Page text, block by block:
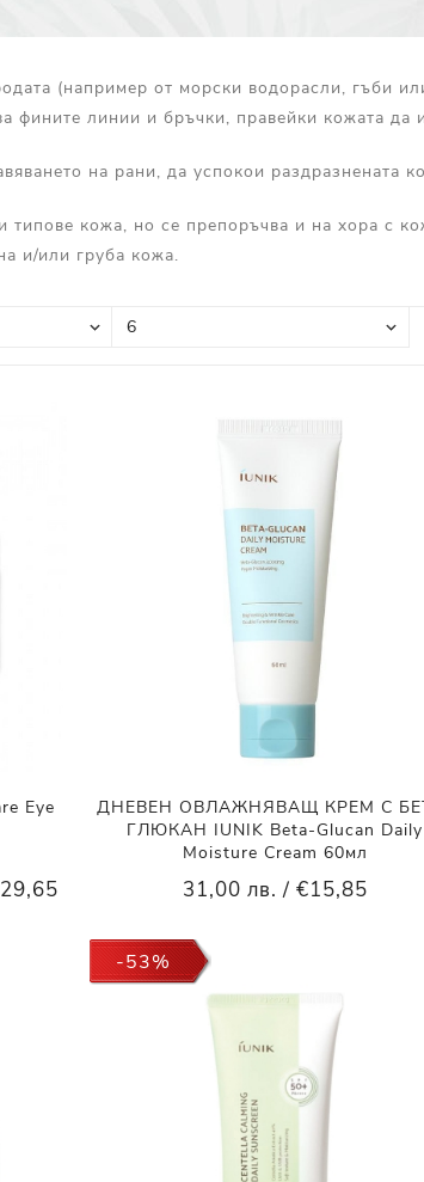
Витамин Е
Муцин от Охлюв
Ретинол
(например от морски водорасли, гъби
фините линии и бръчки, правейки кожата да
на рани, да успокои раздразнената
типове кожа, но се препоръчва и на хора с
и/или груба кожа.
Eye
ДНЕВЕН ОВЛАЖНЯВАЩ КРЕМ С
ГЛЮКАН IUNIK Beta-Glucan Daily
Moisture Cream 60мл
31,00 лв. / €15,85
-53%